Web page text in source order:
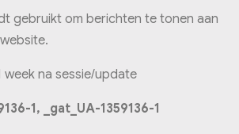
gebruikt om berichten te tonen aan
week na sessie/update
1, _gat_UA-1359136-1